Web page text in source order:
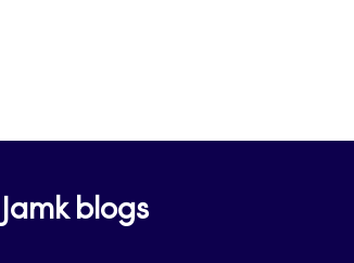
Jamk blogs